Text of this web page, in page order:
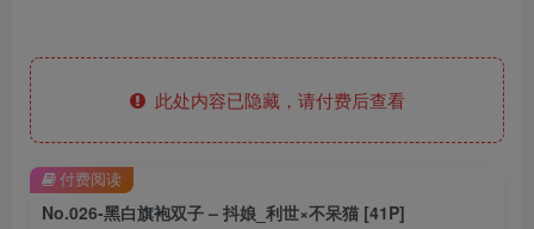
此处内容已隐藏，请付费后查看
No.026-黑白旗袍双子 – 抖娘_利世×不呆猫 [41P]
付费阅读